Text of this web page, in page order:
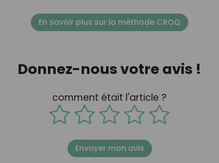
En savoir plus sur la méthode CROQ
Donnez-nous votre avis !
comment était l'article ?
Envoyer mon avis